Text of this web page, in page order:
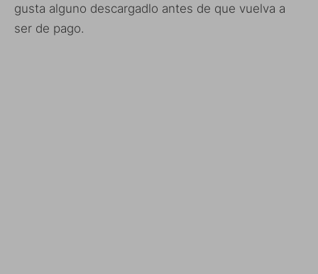
gusta alguno descargadlo antes de que vuelva a
ser de pago.